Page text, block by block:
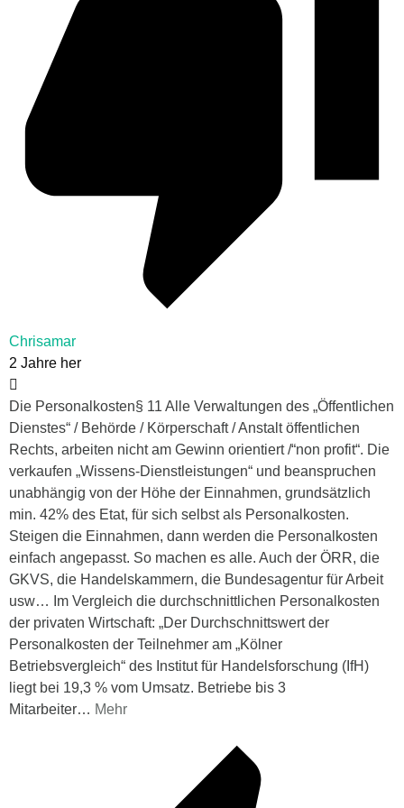
Chrisamar
2 Jahre her
Die Personalkosten§ 11 Alle Verwaltungen des „Öffentlichen
Dienstes“ / Behörde / Körperschaft / Anstalt öffentlichen
Rechts, arbeiten nicht am Gewinn orientiert /“non profit“. Die
verkaufen „Wissens-Dienstleistungen“ und beanspruchen
unabhängig von der Höhe der Einnahmen, grundsätzlich
min. 42% des Etat, für sich selbst als Personalkosten.
Steigen die Einnahmen, dann werden die Personalkosten
einfach angepasst. So machen es alle. Auch der ÖRR, die
GKVS, die Handelskammern, die Bundesagentur für Arbeit
usw… Im Vergleich die durchschnittlichen Personalkosten
der privaten Wirtschaft: „Der Durchschnittswert der
Personalkosten der Teilnehmer am „Kölner
Betriebsvergleich“ des Institut für Handelsforschung (IfH)
liegt bei 19,3 % vom Umsatz. Betriebe bis 3
Mitarbeiter… Mehr